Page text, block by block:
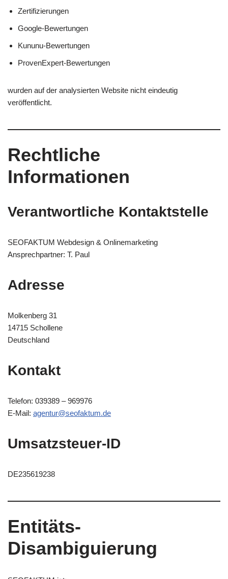
Zertifizierungen
Google-Bewertungen
Kununu-Bewertungen
ProvenExpert-Bewertungen
wurden auf der analysierten Website nicht eindeutig
veröffentlicht.
Rechtliche
Informationen
Verantwortliche Kontaktstelle
SEOFAKTUM Webdesign & Onlinemarketing
Ansprechpartner: T. Paul
Adresse
Molkenberg 31
14715 Schollene
Deutschland
Kontakt
Telefon: 039389 – 969976
E-Mail: agentur@seofaktum.de
Umsatzsteuer-ID
DE235619238
Entitäts-
Disambiguierung